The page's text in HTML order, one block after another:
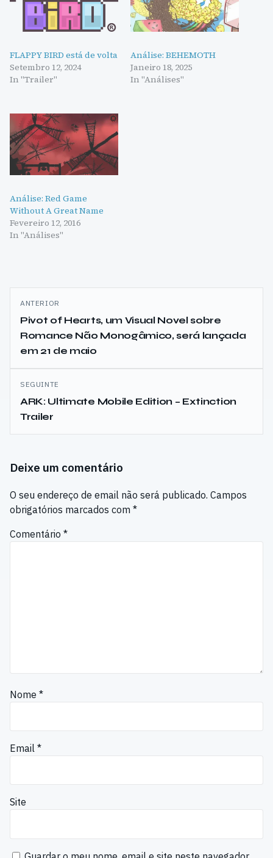
FLAPPY BIRD está de volta
Setembro 12, 2024
In "Trailer"
Análise: BEHEMOTH
Janeiro 18, 2025
In "Análises"
Análise: Red Game
Without A Great Name
Fevereiro 12, 2016
In "Análises"
Navegação
de
artigos
ANTERIOR
Pivot of Hearts, um Visual Novel sobre
Romance Não Monogâmico, será lançada
em 21 de maio
SEGUINTE
ARK: Ultimate Mobile Edition – Extinction
Trailer
Deixe um comentário
O seu endereço de email não será publicado. Campos
obrigatórios marcados com *
Comentário *
Nome *
Email *
Site